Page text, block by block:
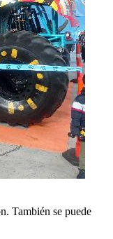
También se puede